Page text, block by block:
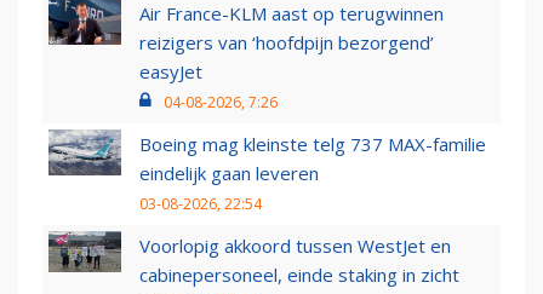
Air France-KLM aast op terugwinnen
reizigers van ‘hoofdpijn bezorgend’
easyJet
04-08-2026, 7:26
Boeing mag kleinste telg 737 MAX-familie
eindelijk gaan leveren
03-08-2026, 22:54
Voorlopig akkoord tussen WestJet en
cabinepersoneel, einde staking in zicht